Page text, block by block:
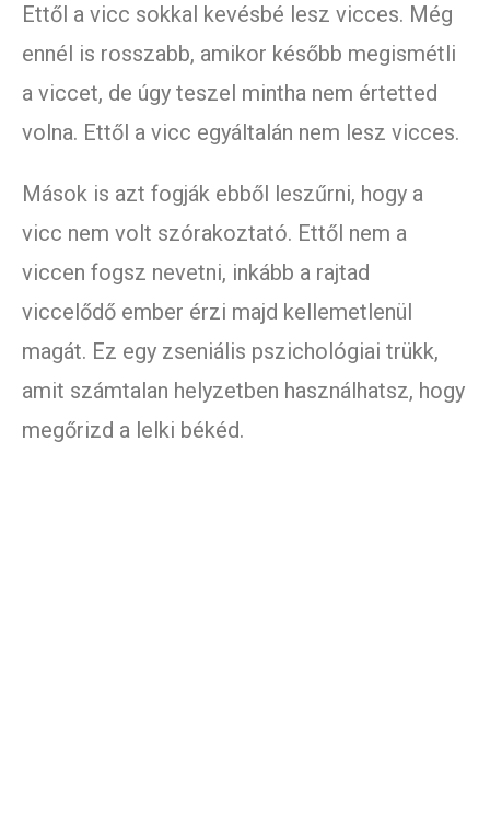
Ettől a vicc sokkal kevésbé lesz vicces. Még
ennél is rosszabb, amikor később megismétli
a viccet, de úgy teszel mintha nem értetted
volna. Ettől a vicc egyáltalán nem lesz vicces.
Mások is azt fogják ebből leszűrni, hogy a
vicc nem volt szórakoztató. Ettől nem a
viccen fogsz nevetni, inkább a rajtad
viccelődő ember érzi majd kellemetlenül
magát. Ez egy zseniális pszichológiai trükk,
amit számtalan helyzetben használhatsz, hogy
megőrizd a lelki békéd.